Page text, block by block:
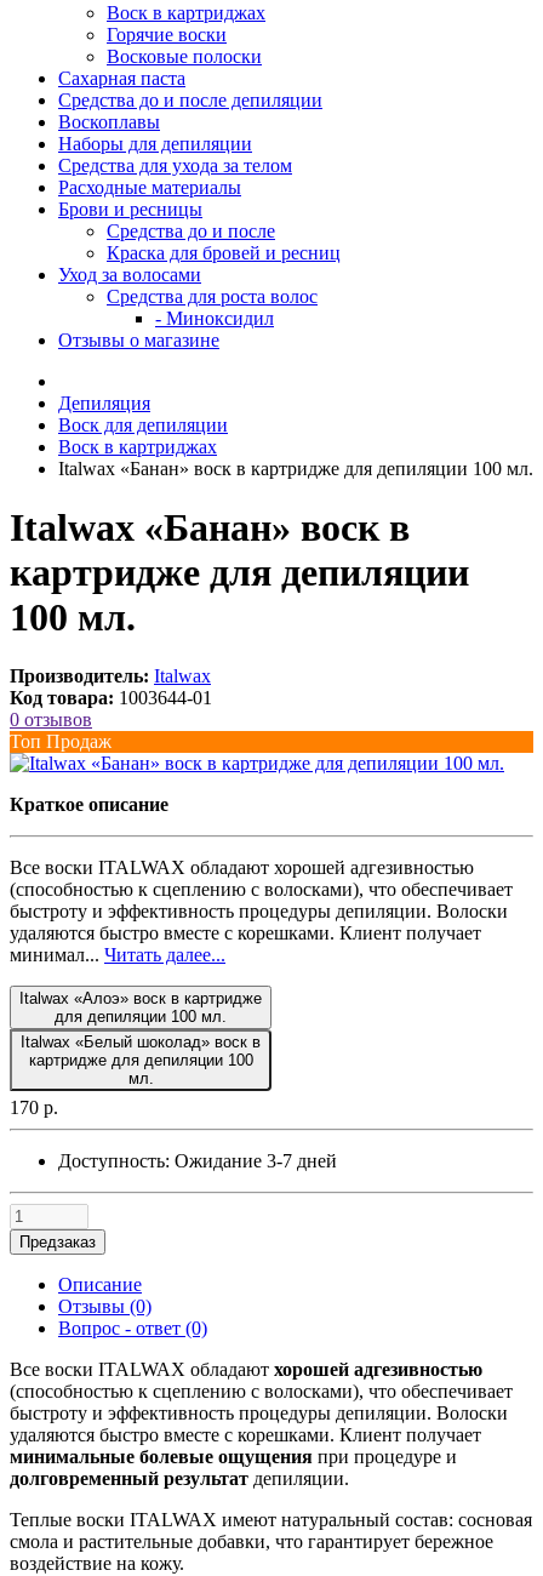
Воск в картриджах
Горячие воски
Восковые полоски
Сахарная паста
Средства до и после депиляции
Воскоплавы
Наборы для депиляции
Средства для ухода за телом
Расходные материалы
Брови и ресницы
Средства до и после
Краска для бровей и ресниц
Уход за волосами
Средства для роста волос
- Миноксидил
Отзывы о магазине
Депиляция
Воск для депиляции
Воск в картриджах
Italwax «Банан» воск в картридже для депиляции 100 мл.
Italwax «Банан» воск в
картридже для депиляции
100 мл.
Производитель: Italwax
Код товара: 1003644-01
0 отзывов
Топ Продаж
Краткое описание
Все воски ITALWAX обладают хорошей адгезивностью
(способностью к сцеплению с волосками), что обеспечивает
быстроту и эффективность процедуры депиляции. Волоски
удаляются быстро вместе с корешками. Клиент получает
минимал... Читать далее...
Italwax «Алоэ» воск в картридже
для депиляции 100 мл.
Italwax «Белый шоколад» воск в
картридже для депиляции 100
мл.
170 р.
Доступность: Ожидание 3-7 дней
Предзаказ
Описание
Отзывы (0)
Вопрос - ответ (0)
Все воски ITALWAX обладают хорошей адгезивностью
(способностью к сцеплению с волосками), что обеспечивает
быстроту и эффективность процедуры депиляции. Волоски
удаляются быстро вместе с корешками. Клиент получает
минимальные болевые ощущения при процедуре и
долговременный результат депиляции.
Теплые воски ITALWAX имеют натуральный состав: сосновая
смола и растительные добавки, что гарантирует бережное
воздействие на кожу.